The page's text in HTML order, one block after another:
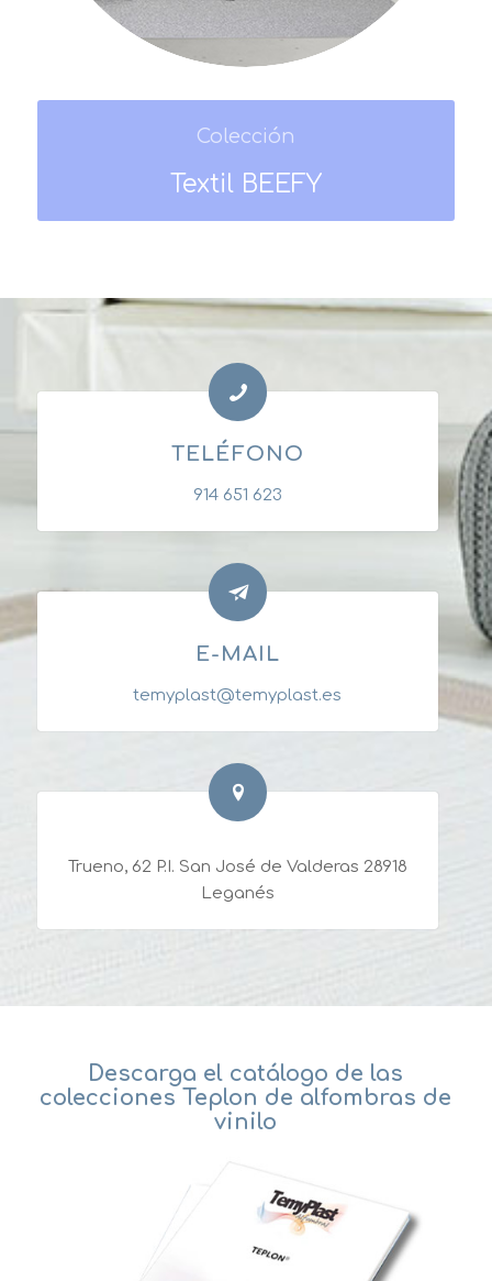
Colección
Textil BEEFY
TELÉFONO
914 651 623
E-MAIL
temyplast@temyplast.es
Trueno, 62 P.I. San José de Valderas 28918
Leganés
Descarga el catálogo de las
colecciones Teplon de alfombras de
vinilo